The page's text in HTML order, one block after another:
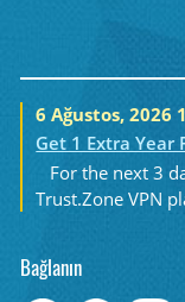
6 Ağustos, 2026
Get 1 Extra Year
For the next 3
Trust.Zone VPN
Bağlanın